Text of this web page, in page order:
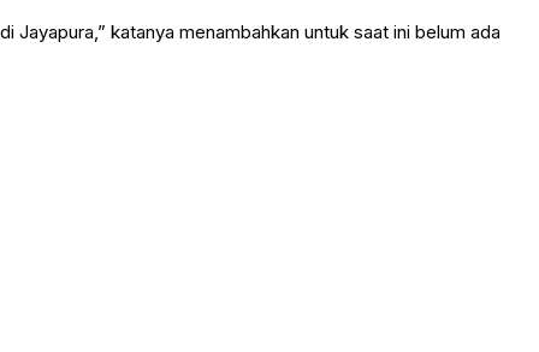
Jayapura,” katanya menambahkan untuk saat ini belum ada